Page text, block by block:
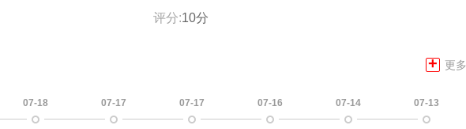
评分:10分
+ 更多
07-18 07-17 07-17 07-16 07-14 07-13